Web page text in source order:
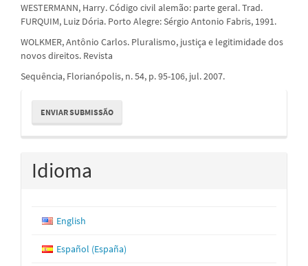
WESTERMANN, Harry. Código civil alemão: parte geral. Trad.
FURQUIM, Luiz Dória. Porto Alegre: Sérgio Antonio Fabris, 1991.
WOLKMER, Antônio Carlos. Pluralismo, justiça e legitimidade dos
novos direitos. Revista
Sequência, Florianópolis, n. 54, p. 95-106, jul. 2007.
Enviar
Submissão
ENVIAR SUBMISSÃO
Idioma
English
Español (España)